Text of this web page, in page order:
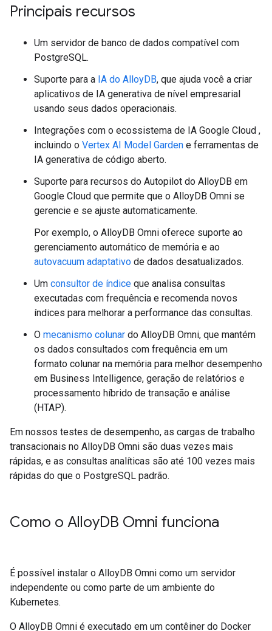
Principais recursos
Um servidor de banco de dados compatível com
PostgreSQL.
Suporte para a IA do AlloyDB, que ajuda você a criar
aplicativos de IA generativa de nível empresarial
usando seus dados operacionais.
Integrações com o ecossistema de IA Google Cloud ,
incluindo o Vertex AI Model Garden e ferramentas de
IA generativa de código aberto.
Suporte para recursos do Autopilot do AlloyDB em
Google Cloud que permite que o AlloyDB Omni se
gerencie e se ajuste automaticamente.
Por exemplo, o AlloyDB Omni oferece suporte ao
gerenciamento automático de memória e ao
autovacuum adaptativo de dados desatualizados.
Um consultor de índice que analisa consultas
executadas com frequência e recomenda novos
índices para melhorar a performance das consultas.
O mecanismo colunar do AlloyDB Omni, que mantém
os dados consultados com frequência em um
formato colunar na memória para melhor desempenho
em Business Intelligence, geração de relatórios e
processamento híbrido de transação e análise
(HTAP).
Em nossos testes de desempenho, as cargas de trabalho
transacionais no AlloyDB Omni são duas vezes mais
rápidas, e as consultas analíticas são até 100 vezes mais
rápidas do que o PostgreSQL padrão.
Como o AlloyDB Omni funciona
É possível instalar o AlloyDB Omni como um servidor
independente ou como parte de um ambiente do
Kubernetes.
O AlloyDB Omni é executado em um contêiner do Docker